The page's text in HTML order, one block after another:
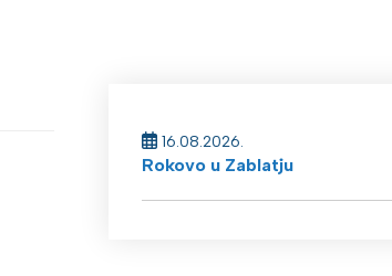
16.08.2026.
Rokovo u Zablatju